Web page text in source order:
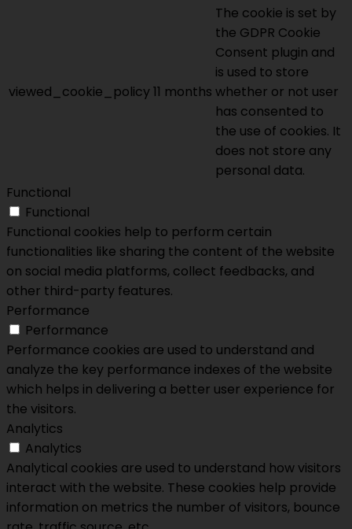
viewed_cookie_policy11 months
The cookie is set by
the GDPR Cookie
Consent plugin and
is used to store
whether or not user
has consented to
the use of cookies. It
does not store any
personal data.
Functional
Functional
Functional cookies help to perform certain
functionalities like sharing the content of the website
on social media platforms, collect feedbacks, and
other third-party features.
Performance
Performance
Performance cookies are used to understand and
analyze the key performance indexes of the website
which helps in delivering a better user experience for
the visitors.
Analytics
Analytics
Analytical cookies are used to understand how visitors
interact with the website. These cookies help provide
information on metrics the number of visitors, bounce